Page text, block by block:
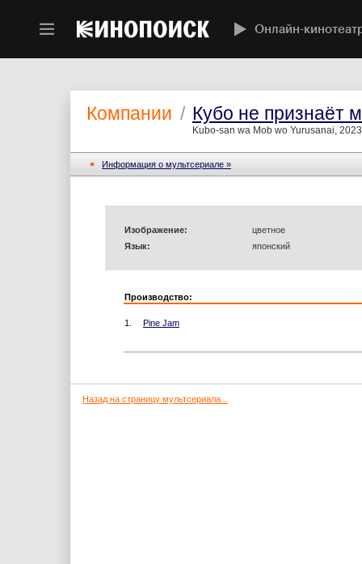
Онлайн-
Компании / Кубо не признаёт
Kubo-san wa Mob wo Yurusanai, 2023
Информация o мультсериале »
Изображение:
цветное
Язык:
японский
Производство:
1. Pine Jam
Назад на страницу мультсериала...